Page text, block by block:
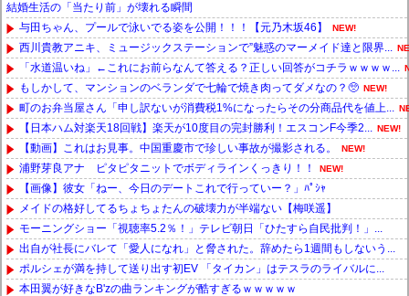
結婚生活の「当たり前」が壊れる瞬間
与田ちゃん、プールで泳いでる姿を公開！！！【元乃木坂46】
NEW!
西川貴教アニキ、ミュージックステーションで”魅惑のマーメイド達と限界...
「水道温いね」←これにお前らなんて答える？正しい回答がコチラｗｗｗｗ...
もしかして、マンションのベランダで七輪で焼き肉ってダメなの？🥺 NEW!
町のお弁当屋さん「申し訳ないが消費税1%になったらその分商品代を値上...
【日本ハム対楽天18回戦】楽天が10度目の完封勝利！エスコンF今季2... NEW!
【動画】これはお見事。中国重慶市で珍しい事故が撮影される。 NEW!
浦野芽良アナ ピタピタニットでボディラインくっきり！！ NEW!
【画像】彼女「ねー、今日のデートこれで行っていー？」ﾊﾟｼｬ
メイドの格好してるちょちょたんの破壊力が半端ない【梅咲遥】
モーニングショー「視聴率5.2％！」テレビ朝日「ひたすら自民批判！」...
出自が社長にバレて「愛人になれ」と脅された。辞めたら1週間もしないう...
ポルシェが満を持して送り出す初EV 「タイカン」はテスラのライバルに...
本田翼が好きなB'zの曲ランキングが酷すぎるｗｗｗｗｗ